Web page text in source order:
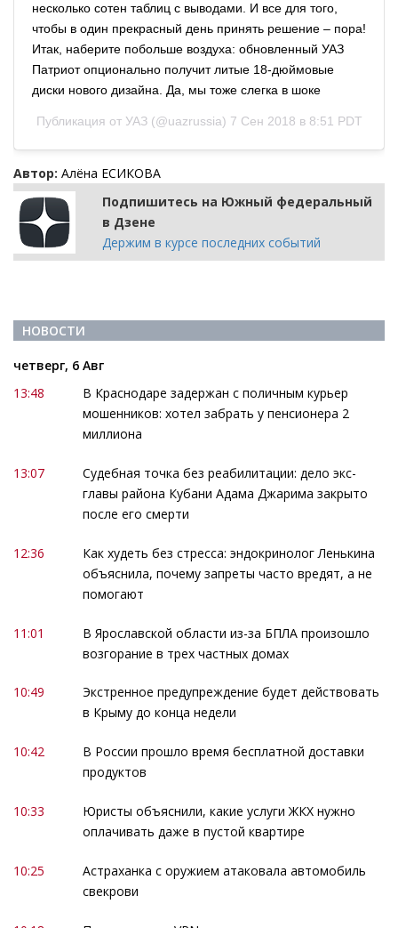
несколько сотен таблиц с выводами. И все для того,
чтобы в один прекрасный день принять решение – пора!
Итак, наберите побольше воздуха: обновленный УАЗ
Патриот опционально получит литые 18-дюймовые
диски нового дизайна. Да, мы тоже слегка в шоке
Публикация от УАЗ(@uazrussia) 7 Сен 2018 в 8:51 PDT
Автор: Алёна ЕСИКОВА
Подпишитесь на Южный федеральный
в Дзене
Держим в курсе последних событий
НОВОСТИ
четверг, 6 Авг
13:48
В Краснодаре задержан с поличным курьер
мошенников: хотел забрать у пенсионера 2
миллиона
13:07
Судебная точка без реабилитации: дело экс-
главы района Кубани Адама Джарима закрыто
после его смерти
12:36
Как худеть без стресса: эндокринолог Ленькина
объяснила, почему запреты часто вредят, а не
помогают
11:01
В Ярославской области из-за БПЛА произошло
возгорание в трех частных домах
10:49
Экстренное предупреждение будет действовать
в Крыму до конца недели
10:42
В России прошло время бесплатной доставки
продуктов
10:33
Юристы объяснили, какие услуги ЖКХ нужно
оплачивать даже в пустой квартире
10:25
Астраханка с оружием атаковала автомобиль
свекрови